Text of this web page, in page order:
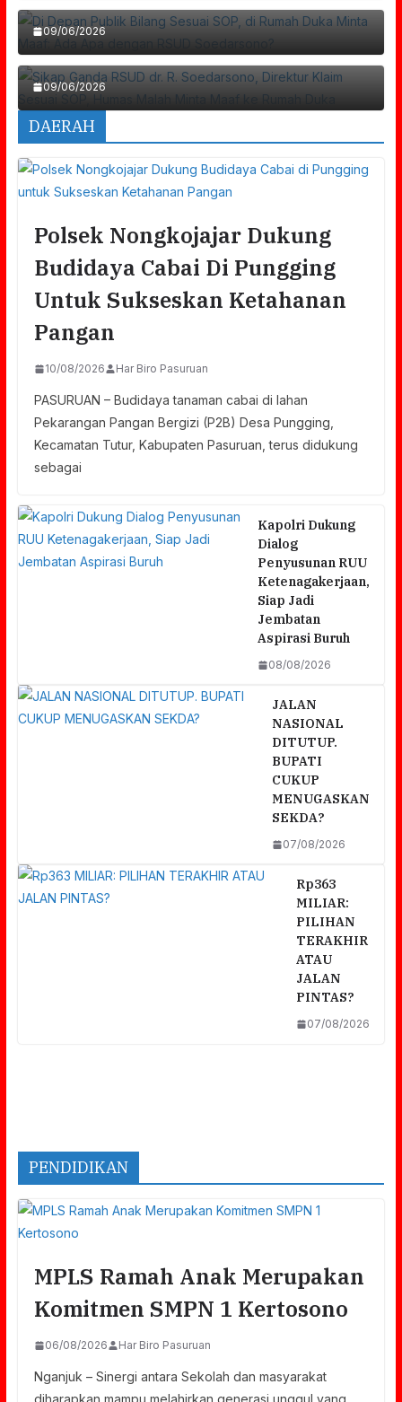
09/06/2026
Direktur Klaim Sesuai SOP, Humas Malah
Minta Maaf Ke Rumah Duka
09/06/2026
DAERAH
Polsek Nongkojajar Dukung
Budidaya Cabai Di Pungging
Untuk Sukseskan Ketahanan
Pangan
10/08/2026 Har Biro Pasuruan
PASURUAN – Budidaya tanaman cabai di lahan
Pekarangan Pangan Bergizi (P2B) Desa Pungging,
Kecamatan Tutur, Kabupaten Pasuruan, terus didukung
sebagai
Kapolri Dukung
Dialog
Penyusunan RUU
Ketenagakerjaan,
Siap Jadi
Jembatan
Aspirasi Buruh
08/08/2026
JALAN
NASIONAL
DITUTUP.
BUPATI
CUKUP
MENUGASKAN
SEKDA?
07/08/2026
Rp363
MILIAR:
PILIHAN
TERAKHIR
ATAU
JALAN
PINTAS?
07/08/2026
PENDIDIKAN
MPLS Ramah Anak Merupakan
Komitmen SMPN 1 Kertosono
06/08/2026 Har Biro Pasuruan
Nganjuk – Sinergi antara Sekolah dan masyarakat
diharapkan mampu melahirkan generasi unggul yang